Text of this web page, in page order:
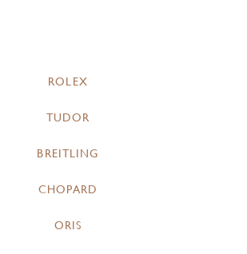
ROLEX
TUDOR
BREITLING
CHOPARD
ORIS